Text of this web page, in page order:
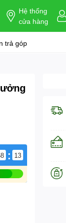
Hệ thống
cửa hàng
trả góp
: 13